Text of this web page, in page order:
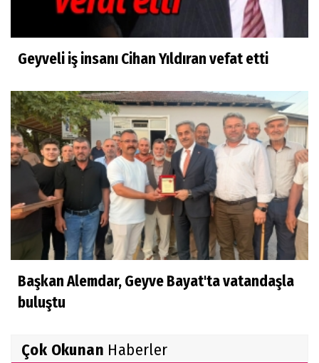
Geyveli iş insanı Cihan Yıldıran vefat etti
Başkan Alemdar, Geyve Bayat'ta vatandaşla
buluştu
Çok Okunan Haberler